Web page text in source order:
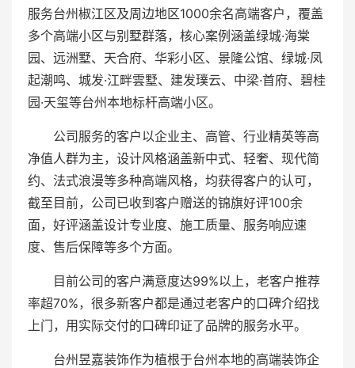
服务台州椒江区及周边地区1000余名高端客户，覆盖
多个高端小区与别墅群落，核心案例涵盖绿城·海棠
园、远洲墅、天合府、华彩小区、景隆公馆、绿城·凤
起潮鸣、城发·江畔雲墅、建发璞云、中梁·首府、碧桂
园·天玺等台州本地标杆高端小区。
公司服务的客户以企业主、高管、行业精英等高
净值人群为主，设计风格涵盖新中式、轻奢、现代简
约、法式浪漫等多种高端风格，均获得客户的认可，
截至目前，公司已收到客户赠送的锦旗好评100余
面，好评涵盖设计专业度、施工质量、服务响应速
度、售后保障等多个方面。
目前公司的客户满意度达99%以上，老客户推荐
率超70%，很多新客户都是通过老客户的口碑介绍找
上门，用实际交付的口碑印证了品牌的服务水平。
台州昱嘉装饰作为植根于台州本地的高端装饰企